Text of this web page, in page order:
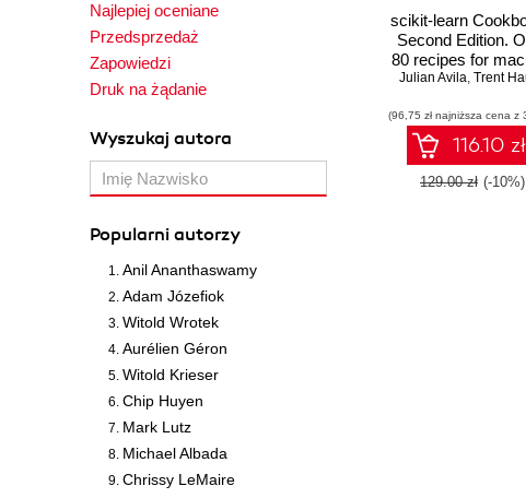
Najlepiej oceniane
Przedsprzedaż
Zapowiedzi
Druk na żądanie
Wyszukaj autora
Popularni autorzy
Anil Ananthaswamy
Adam Józefiok
Witold Wrotek
Aurélien Géron
Witold Krieser
Chip Huyen
Mark Lutz
Michael Albada
Chrissy LeMaire
scikit-learn
Second Edition.
80 recipes for
learning in Python
Edition
Julian Avila, Trent
(96,75 zł najniższa cena z
116.10 zł
129.00 zł (-10%)